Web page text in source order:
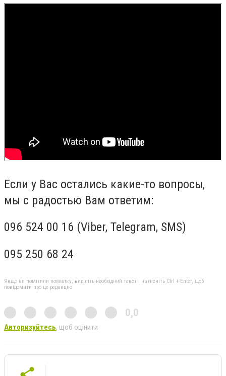
Если у Вас остались какие-то вопросы,
мы с радостью Вам ответим:
096 524 00 16 (Viber, Telegram, SMS)
095 250 68 24
Якщо ви помітили помилку, виділіть необхідний текст і натисніть Ctrl + Enter, щоб
повідомити про це редакцію
0,0
Авторизуйтесь, щоб оцінити